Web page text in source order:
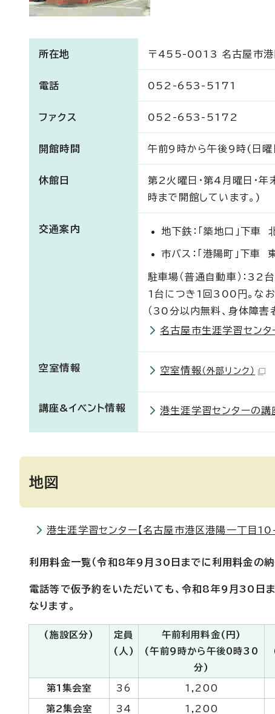
所在地 〒455-0013 名古屋市港
電話 052-653-5171
ファクス 052-653-5172
開館時間 午前9時から午後9時(日曜
休館日
第2火曜日・第4月曜日・
時まで開館しています。)
交通案内 地下鉄：「築地口」下
市バス：「港陽町」下車
駐車場（普通自動車）：32
1台につき1回300円。な
（30分以内無料、身体障害
名古屋市生涯学習センタ
空室情報 空室情報 （外部リンク）
講座&イベント情報 港生涯学習センターの講
地図
港生涯学習センター【名古屋市港区港陽一丁目
利用料金一覧（令和8年9月30日までに利用料金の納
電話等で仮予約をいただいても、令和8年9月30日
なります。
(施設区分)
定員
(人)
午前利用料金(円)
(午前9時から午後0時30
分)
第1集会室 36 1,200
第2集会室 34 1,200